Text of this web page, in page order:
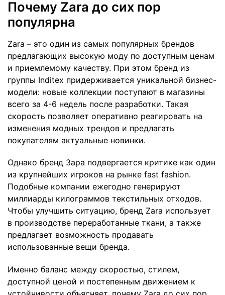
Почему Zara до сих пор
популярна
Zara – это один из самых популярных брендов
предлагающих высокую моду по доступным ценам
и приемлемому качеству. При этом бренд из
группы Inditex придерживается уникальной бизнес-
модели: новые коллекции поступают в магазины
всего за 4-6 недель после разработки. Такая
скорость позволяет оперативно реагировать на
изменения модных трендов и предлагать
покупателям актуальные новинки.
Однако бренд Зара подвергается критике как один
из крупнейших игроков на рынке fast fashion.
Подобные компании ежегодно генерируют
миллиарды килограммов текстильных отходов.
Чтобы улучшить ситуацию, бренд Zara использует
в производстве переработанные ткани, а также
предлагает возможность продавать
использованные вещи бренда.
Именно баланс между скоростью, стилем,
доступной ценой и постепенным движением к